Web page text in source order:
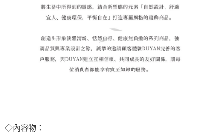
◇內容物：